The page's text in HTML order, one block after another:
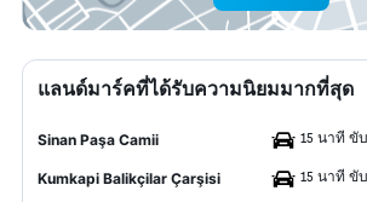
แลนด์มาร์คที่ได้รับความนิยมมากที่สุด
Sinan Paşa Camii 15 นาที ขั
Kumkapi Balikçilar Çarşisi 15 นาที ขั